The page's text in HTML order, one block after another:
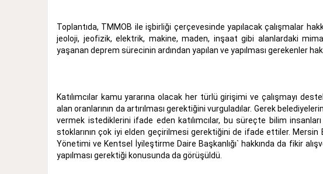
Toplantıda, TMMOB ile işbirliği çerçevesinde yapılacak çalışmalar
jeoloji, jeofizik, elektrik, makine, maden, inşaat gibi alanlardaki
yaşanan deprem sürecinin ardından yapılan ve yapılması gerekenler
Katılımcılar kamu yararına olacak her türlü girişimi ve çalışmayı
alan oranlarının da artırılması gerektiğini vurguladılar. Gerek
vermek istediklerini ifade eden katılımcılar, bu süreçte bilim
stoklarının çok iyi elden geçirilmesi gerektiğini de ifade ettiler. Mersin
Yönetimi ve Kentsel İyileştirme Daire Başkanlığı` hakkında da fikir
yapılması gerektiği konusunda da görüşüldü.